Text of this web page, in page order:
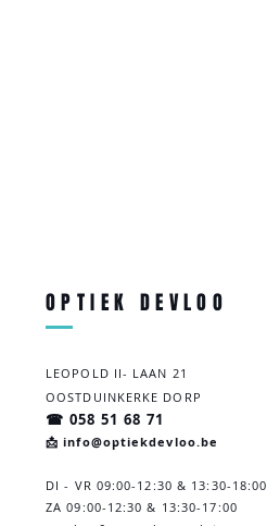
OPTIEK DEVLOO
LEOPOLD II- LAAN 21
OOSTDUINKERKE DORP
☎ 058 51 68 71
📩 info@optiekdevloo.be
DI - VR 09:00-12:30 & 13:30-18:00
ZA 09:00-12:30 & 13:30- 17:00